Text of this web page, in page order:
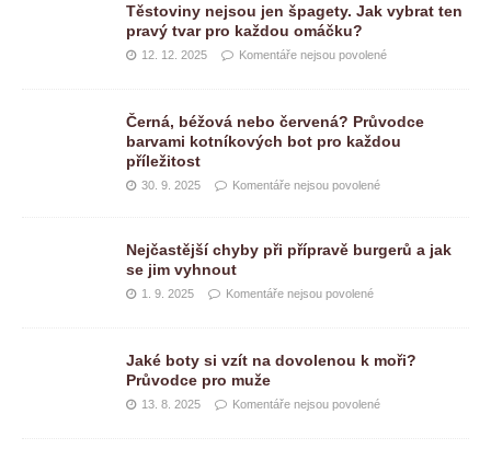
Těstoviny nejsou jen špagety. Jak vybrat ten
pravý tvar pro každou omáčku?
12. 12. 2025 Komentáře nejsou povolené
Černá, béžová nebo červená? Průvodce
barvami kotníkových bot pro každou
příležitost
30. 9. 2025 Komentáře nejsou povolené
Nejčastější chyby při přípravě burgerů a jak
se jim vyhnout
1. 9. 2025 Komentáře nejsou povolené
Jaké boty si vzít na dovolenou k moři?
Průvodce pro muže
13. 8. 2025 Komentáře nejsou povolené